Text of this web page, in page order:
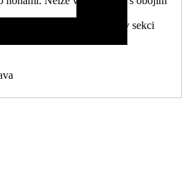
součástí balení. Najdete ji v sekci